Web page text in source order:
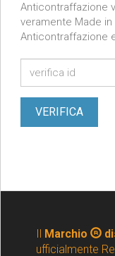
Anticontraffazione
veramente Made in
Anticontraffazione
VERIFICA
Marchio
ufficialmente